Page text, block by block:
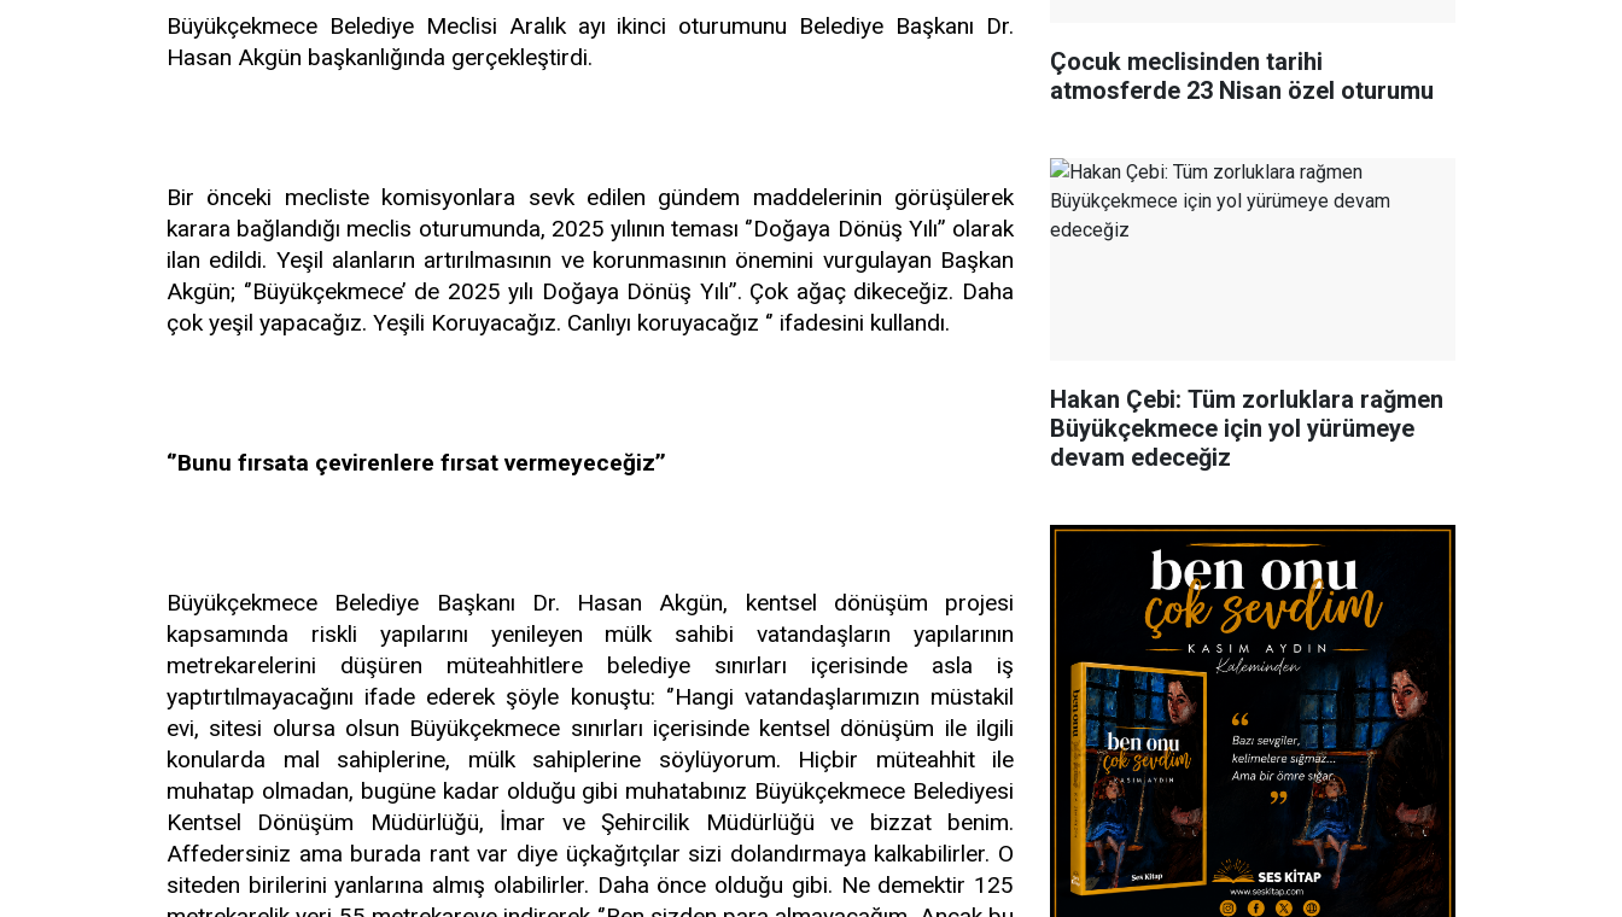
Büyükçekmece Belediye Meclisi Aralık ayı ikinci oturumunu Belediye Başkanı Dr.
Hasan Akgün başkanlığında gerçekleştirdi.
Bir önceki mecliste komisyonlara sevk edilen gündem maddelerinin görüşülerek
karara bağlandığı meclis oturumunda, 2025 yılının teması ‘’Doğaya Dönüş Yılı’’ olarak
ilan edildi. Yeşil alanların artırılmasının ve korunmasının önemini vurgulayan Başkan
Akgün; ‘’Büyükçekmece’ de 2025 yılı Doğaya Dönüş Yılı’’. Çok ağaç dikeceğiz. Daha
çok yeşil yapacağız. Yeşili Koruyacağız. Canlıyı koruyacağız ‘’ ifadesini kullandı.
‘’Bunu fırsata çevirenlere fırsat vermeyeceğiz’’
Büyükçekmece Belediye Başkanı Dr. Hasan Akgün, kentsel dönüşüm projesi
kapsamında riskli yapılarını yenileyen mülk sahibi vatandaşların yapılarının
metrekarelerini düşüren müteahhitlere belediye sınırları içerisinde asla iş
yaptırtılmayacağını ifade ederek şöyle konuştu: ‘’Hangi vatandaşlarımızın müstakil
evi, sitesi olursa olsun Büyükçekmece sınırları içerisinde kentsel dönüşüm ile ilgili
konularda mal sahiplerine, mülk sahiplerine söylüyorum. Hiçbir müteahhit ile
muhatap olmadan, bugüne kadar olduğu gibi muhatabınız Büyükçekmece Belediyesi
Kentsel Dönüşüm Müdürlüğü, İmar ve Şehircilik Müdürlüğü ve bizzat benim.
Affedersiniz ama burada rant var diye üçkağıtçılar sizi dolandırmaya kalkabilirler. O
siteden birilerini yanlarına almış olabilirler. Daha önce olduğu gibi. Ne demektir 125
Çocuk meclisinden tarihi
atmosferde 23 Nisan özel oturumu
Hakan Çebi: Tüm zorluklara rağmen
Büyükçekmece için yol yürümeye
devam edeceğiz